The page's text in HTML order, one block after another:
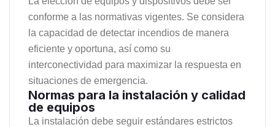
conforme a las normativas vigentes. Se considera
la capacidad de detectar incendios de manera
eficiente y oportuna, así como su
interconectividad para maximizar la respuesta en
situaciones de emergencia.
Normas para la instalación y calidad
de equipos
La instalación debe seguir estándares estrictos